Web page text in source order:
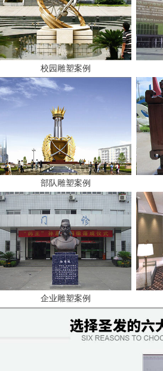
校园雕塑案例
部队雕塑案例
企业雕塑案例